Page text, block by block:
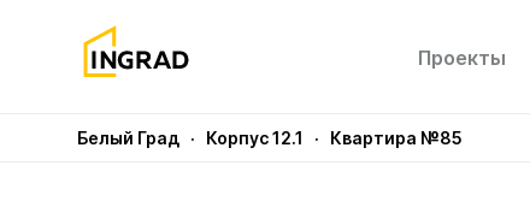
Проекты
Белый Град · Корпус 12.1 · Квартира №85